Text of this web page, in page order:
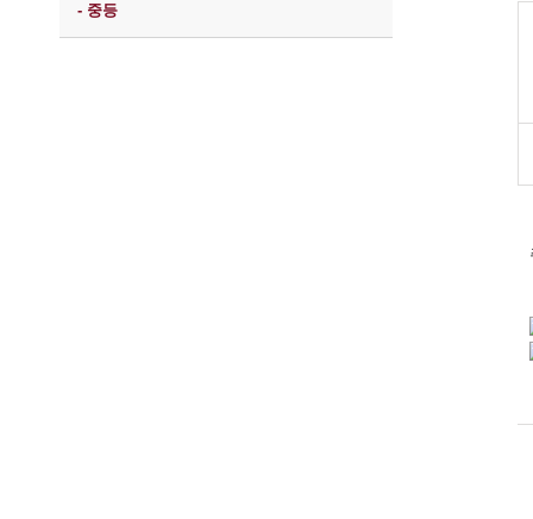
- 중등